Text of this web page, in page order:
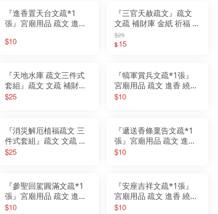
『進香置天台文疏*1
張』宮廟用品 疏文 進香
疏文
$10
『三官天赦疏文』疏文
文疏 補財庫 金紙 祈福 開
運 消災 招財 天官 地官
水官 天赦金 天赦日
$25
$15
『天地水庫 疏文三件式
套組』疏文 文疏 補財庫
金紙 祈福 開運 消災 招財
$25
『犒軍賞兵文疏*1張』
宮廟用品 疏文 進香 繞境
謁祖 會香 參香 進香 疏文
$10
『消災解厄植福疏文 三
件式套組』疏文 文疏 金
紙 祈福 開運 消災
$25
『遞送香條稟告文疏*1
張』宮廟用品 疏文 進香
繞境 謁祖 會香 參香 進香
$10
『參聖回駕圓滿文疏*1
張』宮廟用品 疏文 進香
繞境 謁祖 會香 參香 進香
$10
『安座吉祥文疏*1張』
宮廟用品 疏文 進香 繞境
謁祖 會香 參香 進香 疏文
$10